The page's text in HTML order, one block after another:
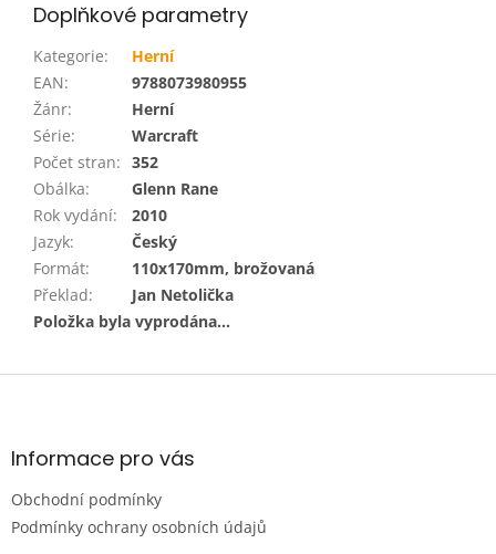
Doplňkové parametry
Kategorie:
Herní
EAN:
9788073980955
Žánr:
Herní
Série:
Warcraft
Počet stran: 352
Obálka:
Glenn Rane
Rok vydání:
2010
Jazyk:
Český
Formát:
110x170mm, brožovaná
Překlad:
Jan Netolička
Položka byla vyprodána…
Z
aInformace pro vás
Obchodní podmínky
Podmínky ochrany osobních údajů